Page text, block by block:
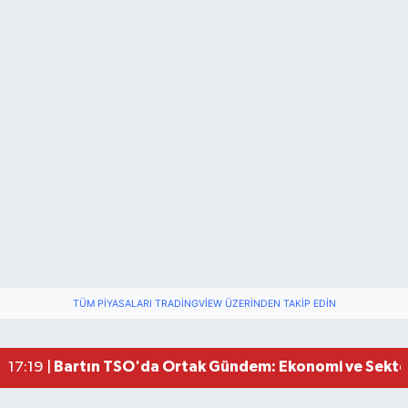
TÜM PIYASALARI TRADINGVIEW ÜZERINDEN TAKIP EDIN
17:19 |
Bartın TSO'da Ortak Gündem: Ekonomi ve